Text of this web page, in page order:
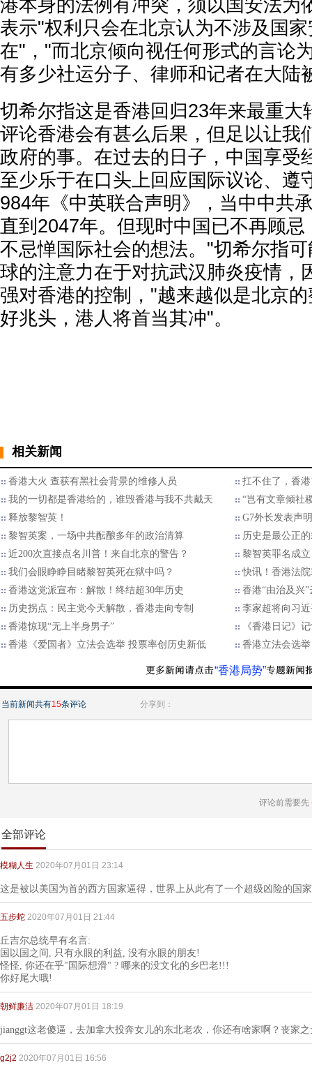
港本身的法例有冲突，须以国安法为
表示"权利只会在北京认为不涉及国
在"，"而北京倾向视任何形式的言
有多少社运分子、律师和记者在大陆
切希尔指这是香港回归23年来最重大
评论香港会有甚么后果，但足以让我
政府的事。在过去的日子，中国享受
至少乐于在口头上回应国际议论、遵
984年《中英联合声明》，当中中共
直到2047年。但现时中国已不再顾
不忌惮国际社会的想法。"切希尔指
球的注意力在于对抗武汉肺炎疫情，
强对香港的控制，"越来越似是北京
好兆头，港人将首当其冲"。
相关新闻
香港大火 查获有黑社会背景的维修人员
扛不住了，香
我的一切都是香港给的，谁毁香港与我不共戴天
“岂有文章倾社
释放黎智英！
G7外长发表声
黎智英案，一场中共酝酿多年的政治清算
历史是最公正
近200次直接点名川普！来自北京的警告？
黎智英罪名成
我们会眼睁睁目睹黎智英死在狱中吗？
快讯！香港法
香港这党派宣布：解散！终结超30年历史
香港“由治及兴
历史拐点：民主党今天解散，香港走向专制
李家超将向习
香港惊现“无上半身男子”
《香港日记》
香港《爱国者》立法会选举 投票率创历史新低
香港立法会选
“香港局势”
当前新闻共有15条评论 分享到：
评论前需要先
全部评论
模糊人生 2020年07月01日 23:14
这是被以美国为首的西方国家逼得，世界上从此有了一个超级凶险的国
五步蛇 2020年07月01日 21:44
丘吉尔总统早有名言:
国以国之间, 只有永眼的利益, 没有永眼的朋友!
怪怪, 你还在乎"国际想滑" ? 哪来的没文化的乡巴老!!!
你好尾大哦!
朝鲜廉洁 2020年07月01日 18:19
jianggt这老傻逼，去加拿大投奔女儿的东北老农，你还有啥家啊？丧家
g2j2 2020年07月01日 16:56